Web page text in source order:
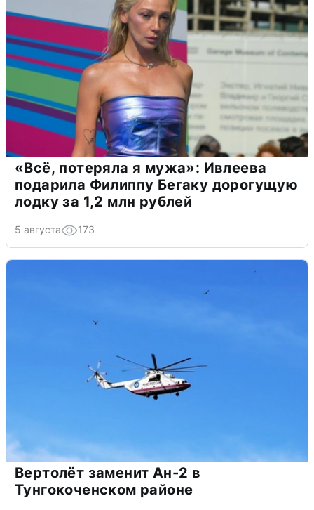
«Всё, потеряла я мужа»: Ивлеева
подарила Филиппу Бегаку дорогущую
лодку за 1,2 млн рублей
5 августа 173
Вертолёт заменит Ан-2 в
Тунгокоченском районе